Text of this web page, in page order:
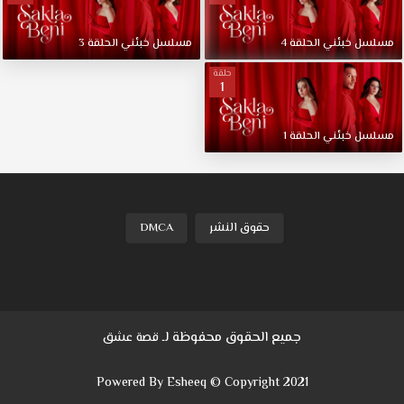
عن
قراراته
السابقة
مسلسل
خبئني
الحلقة
1
مترجمة
مسلسلخبئنيالحلقة4 مسلسلخبئنيالحلقة3
حلقة
1
مسلسلخبئنيالحلقة1
حقوق النشر DMCA
جميع الحقوق محفوظة لـقصة عشق
Powered By Esheeq © Copyright 2021